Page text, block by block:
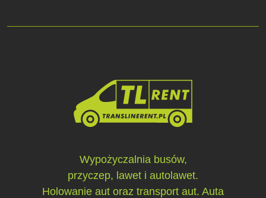
Wypożyczalnia busów,
przyczep, lawet i autolawet.
Holowanie aut oraz transport aut. Auta